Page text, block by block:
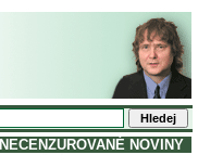
NECENZUROVANÉ NOVINY